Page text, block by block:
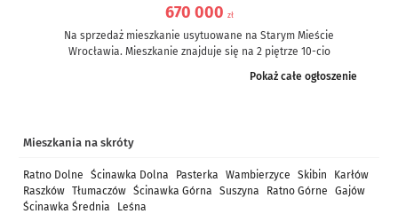
670 000 zł
Na sprzedaż mieszkanie usytuowane na Starym Mieście
Wrocławia. Mieszkanie znajduje się na 2 piętrze 10-cio
Pokaż całe ogłoszenie
Mieszkania na skróty
Ratno Dolne Ścinawka Dolna Pasterka Wambierzyce Skibin
Karłów
Raszków Tłumaczów Ścinawka Górna Suszyna Ratno Górne
Gajów
Ścinawka Średnia
Leśna